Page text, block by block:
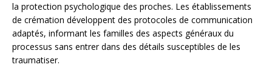
la protection psychologique des proches. Les établissements
de crémation développent des protocoles de communication
adaptés, informant les familles des aspects généraux du
processus sans entrer dans des détails susceptibles de les
traumatiser.